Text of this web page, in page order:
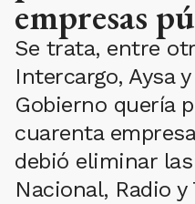
empresas
Se trata, entre
Intercargo, Aysa
Gobierno quería
cuarenta
debió eliminar
Nacional, Radio y